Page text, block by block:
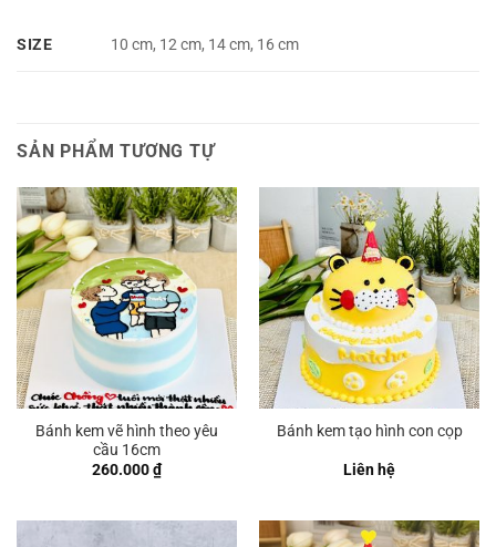
SIZE 10 cm, 12 cm, 14 cm, 16 cm
SẢN PHẨM TƯƠNG TỰ
Bánh kem vẽ hình theo yêu
cầu 16cm
260.000₫
Bánh kem tạo hình con cọp
Liên hệ